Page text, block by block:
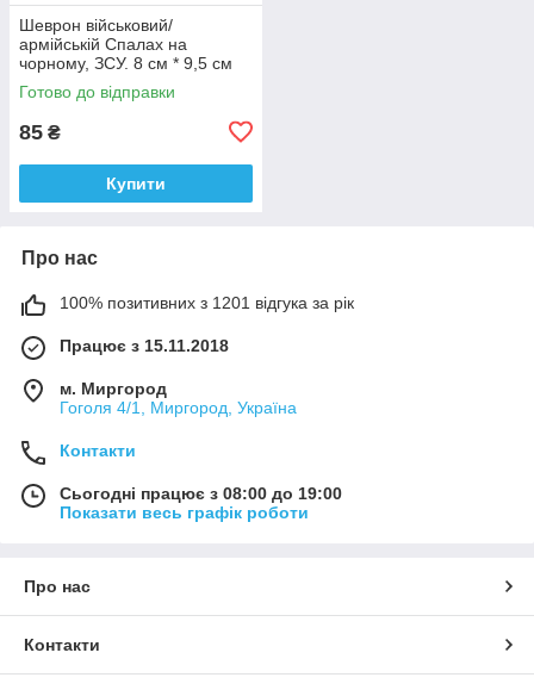
Шеврон військовий/
армійській Спалах на
чорному, ЗСУ. 8 см * 9,5 см
Готово до відправки
85 ₴
Купити
Про нас
100% позитивних з 1201 відгука за рік
Працює з 15.11.2018
м. Миргород
Гоголя 4/1, Миргород, Україна
Контакти
Сьогодні працює з 08:00 до 19:00
Показати весь графік роботи
Про нас
Контакти